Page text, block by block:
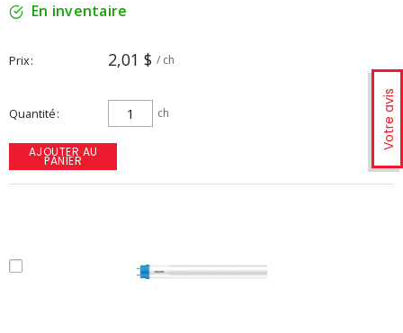
Votre avis
En inventaire
Prix 2,01 $ / ch
Quantité ch
AJOUTER AU
PANIER